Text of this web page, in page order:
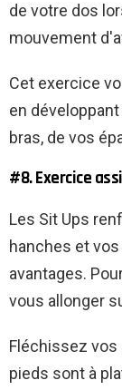
de votre dos
mouvement
Cet exercice
en
bras, de vos
#8. Exercice
Les Sit Ups
hanches et
avantages.
vous allonger
Fléchissez vos
pieds sont à